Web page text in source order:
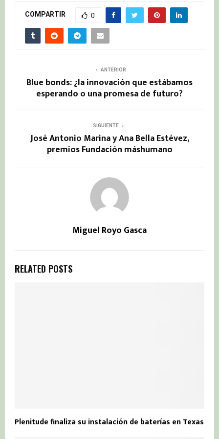
COMPARTIR 0
ANTERIOR
Blue bonds: ¿la innovación que estábamos
esperando o una promesa de futuro?
SIGUIENTE
José Antonio Marina y Ana Bella Estévez,
premios Fundación máshumano
Miguel Royo Gasca
RELATED POSTS
Plenitude finaliza su instalación de baterías en Texas